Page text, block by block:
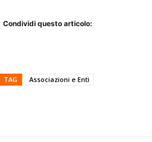
Condividi questo articolo:
TAG Associazioni e Enti